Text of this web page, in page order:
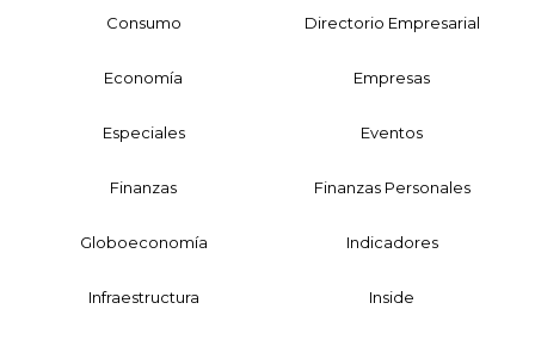
Consumo Directorio Empresarial
Economía Empresas
Especiales Eventos
Finanzas Finanzas Personales
Globoeconomía Indicadores
Infraestructura Inside